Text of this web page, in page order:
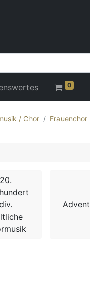
0
/ Chor Frauenchor
20.
Advent